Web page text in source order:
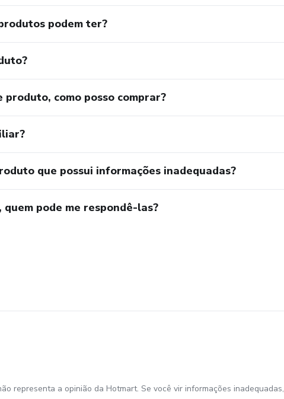
podem ter?
como posso comprar?
que possui informações inadequadas?
pode me respondê-las?
representa a opinião da Hotmart. Se você vir informações inadequadas,